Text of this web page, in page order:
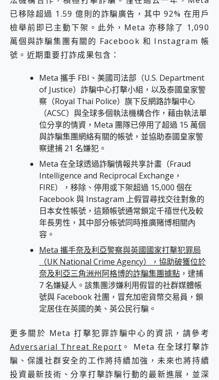
已移除超過 1.59 億則的詐騙廣告，其中 92% 在用戶
檢舉前即已主動下架。此外，Meta 亦移除了 1,090
萬個與詐騙集團有關的 Facebook 和 Instagram 帳
號。近期重要打詐成果包含：
Meta 攜手 FBI、美國司法部（U.S. Department
of Justice）詐騙中心打擊小組，以及泰國皇家警
察（Royal Thai Police）旗下反網路詐騙中心
（ACSC）與全球多個執法機構合作，藉由執法單
位分享的情資，Meta 團隊已停用了超過 15 萬個
與詐騙集團網絡有關的帳號，並協助泰國皇家警
察逮捕 21 名嫌犯。
Meta 在全球透過詐騙情報共享計畫（Fraud
Intelligence and Reciprocal Exchange，
FIRE），移除、停用或下架超過 15,000 個在
Facebook 與 Instagram 上假冒尋找交往對象的
日本女性帳號，這類帳號通常鎖定千禧世代及較
年長男性，其中部分帳號同時推廣賭博相關內
容。
Meta 攜手奈及利亞警察與英國國家打擊犯罪局
（UK National Crime Agency），協助破獲位於
奈及利亞三角洲州阿格博的詐騙集團據點 ，逮捕
7 名嫌疑人。該集團涉嫌利用假冒的社群媒體帳
號與 Facebook 社團，冒充加密貨幣交易員，鎖
定居住在英國的美、英公民行騙。
更多關於 Meta 打擊犯罪詐騙中心的資訊，請參考
Adversarial Threat Report 。 Meta 在全球打擊詐
騙、保護社群安全的工作將持續加強，未來也將持續
投資最新技術、分享打擊詐騙行動的最新進展，並深